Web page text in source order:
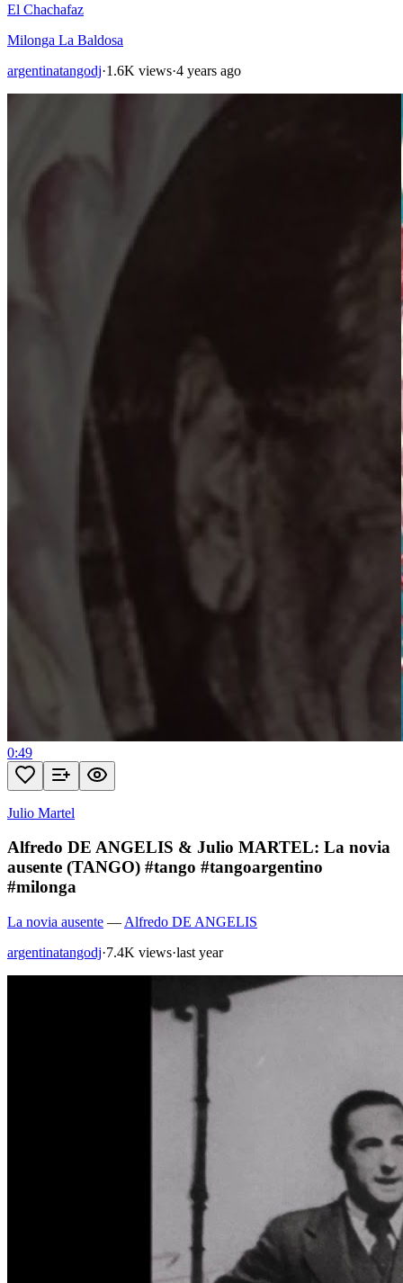
El Chachafaz
Milonga La Baldosa
argentinatangodj·1.6K views·4 years ago
0:49
Julio Martel
Alfredo DE ANGELIS & Julio MARTEL: La novia
ausente (TANGO) #tango #tangoargentino
#milonga
La novia ausente — Alfredo DE ANGELIS
argentinatangodj·7.4K views·last year